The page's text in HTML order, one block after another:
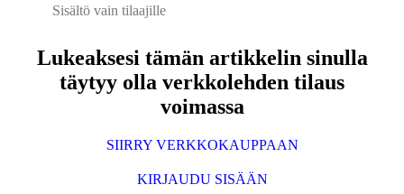
Sisältö vain tilaajille
Lukeaksesi tämän artikkelin sinulla
täytyy olla verkkolehden tilaus
voimassa
SIIRRY VERKKOKAUPPAAN
KIRJAUDU SISÄÄN